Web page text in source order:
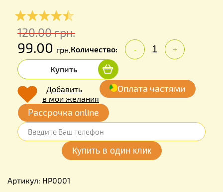
120.00грн.
99.00 грн.Количество: - +
Купить
Добавить
в мои желания
Оплата частями
Рассрочка online
Артикул: HP0001